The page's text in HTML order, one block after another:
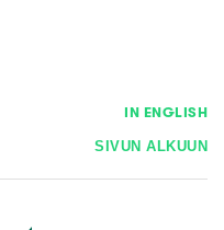
IN ENGLISH
SIVUN ALKUUN